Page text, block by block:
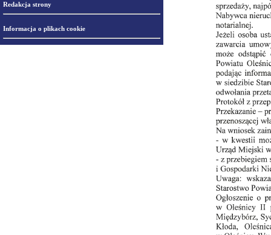
Redakcja strony
Informacja o plikach cookie